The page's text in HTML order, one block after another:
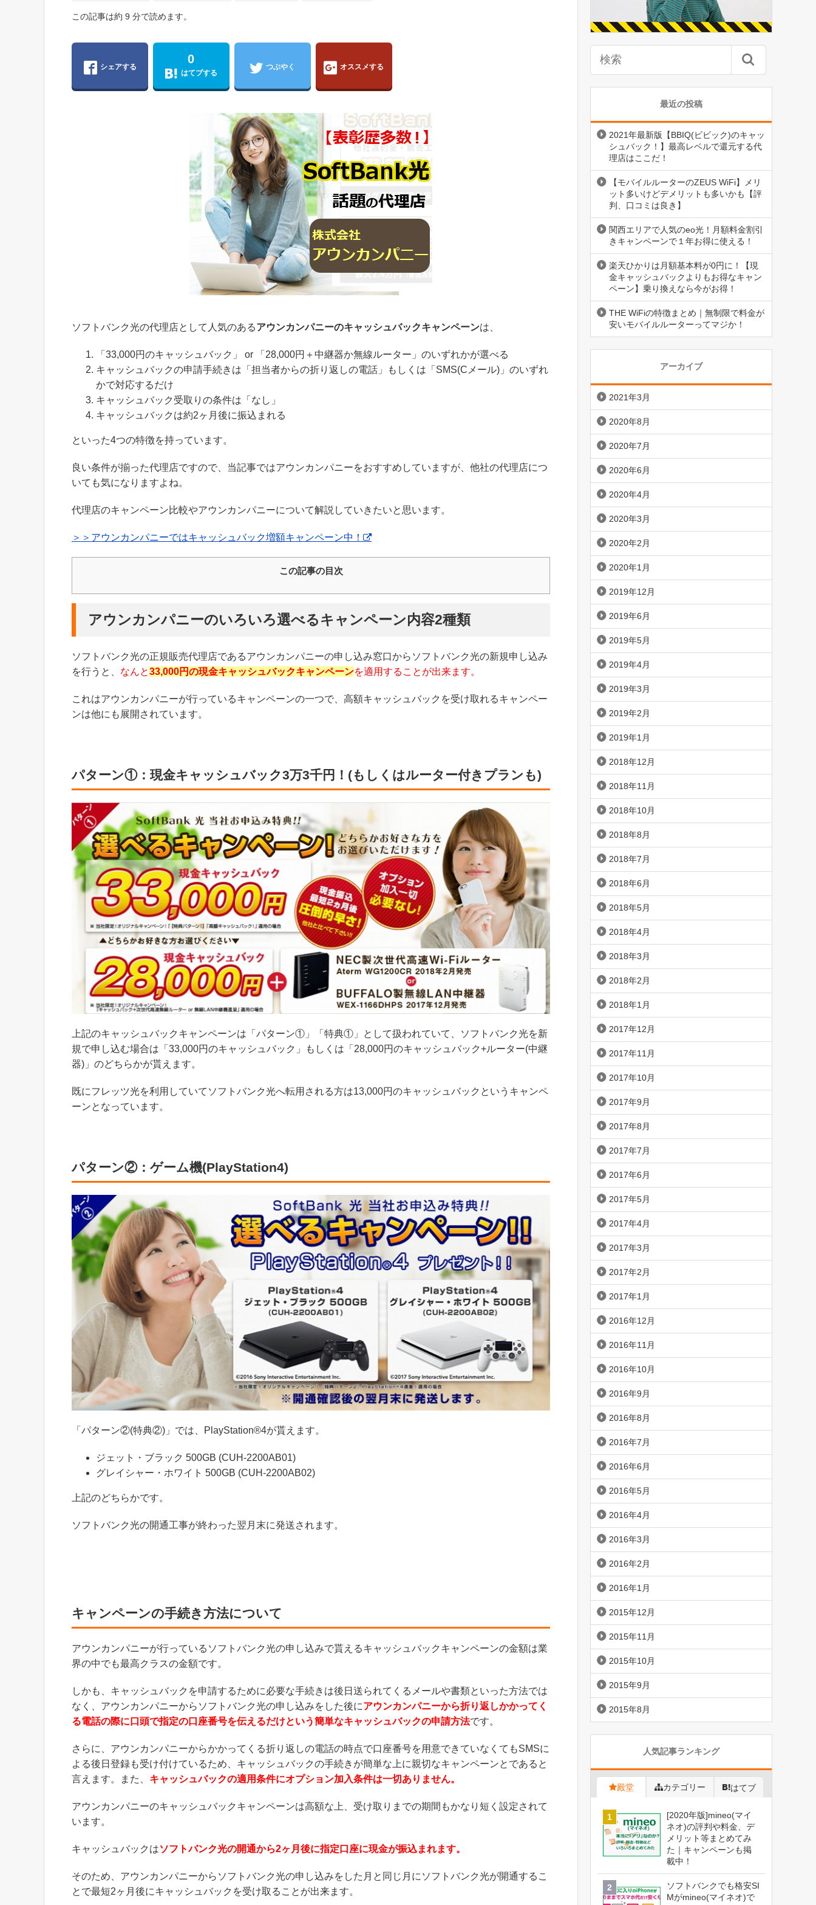
この記事は約 9 分で読めます。
シェアする
0
はてブする
つぶやく オススメする
ソフトバンク光の代理店として人気のあるアウンカンパニーのキャッシュバックキャンペーンは、
「33,000円のキャッシュバック」 or 「28,000円＋中継器か無線ルーター」のいずれかが選べる
キャッシュバックの申請手続きは「担当者からの折り返しの電話」もしくは「SMS(Cメール)」のいずれ
かで対応するだけ
キャッシュバック受取りの条件は「なし」
キャッシュバックは約2ヶ月後に振込まれる
といった4つの特徴を持っています。
良い条件が揃った代理店ですので、当記事ではアウンカンパニーをおすすめしていますが、他社の代理店につ
いても気になりますよね。
代理店のキャンペーン比較やアウンカンパニーについて解説していきたいと思います。
＞＞アウンカンパニーではキャッシュバック増額キャンペーン中！
この記事の目次
アウンカンパニーのいろいろ選べるキャンペーン内容2種類
ソフトバンク光の正規販売代理店であるアウンカンパニーの申し込み窓口からソフトバンク光の新規申し込み
を行うと、 なんと33,000円の現金キャッシュバックキャンペーンを適用することが出来ます。
これはアウンカンパニーが行っているキャンペーンの一つで、高額キャッシュバックを受け取れるキャンペー
ンは他にも展開されています。
パターン①：現金キャッシュバック3万3千円！(もしくはルーター付きプランも)
上記のキャッシュバックキャンペーンは「パターン①」「特典①」として扱われていて、ソフトバンク光を新
規で申し込む場合は「33,000円のキャッシュバック」もしくは「28,000円のキャッシュバック+ルーター(中継
器)」のどちらかが貰えます。
既にフレッツ光を利用していてソフトバンク光へ転用される方は13,000円のキャッシュバックというキャンペ
ーンとなっています。
パターン②：ゲーム機(PlayStation4)
「パターン②(特典②)」では、PlayStation®4が貰えます。
ジェット・ブラック 500GB (CUH-2200AB01)
グレイシャー・ホワイト 500GB (CUH-2200AB02)
上記のどちらかです。
ソフトバンク光の開通工事が終わった翌月末に発送されます。
キャンペーンの手続き方法について
アウンカンパニーが行っているソフトバンク光の申し込みで貰えるキャッシュバックキャンペーンの金額は業
界の中でも最高クラスの金額です。
しかも、キャッシュバックを申請するために必要な手続きは後日送られてくるメールや書類といった方法では
なく、アウンカンパニーからソフトバンク光の申し込みをした後にアウンカンパニーから折り返しかかってく
る電話の際に口頭で指定の口座番号を伝えるだけという簡単なキャッシュバックの申請方法です。
さらに、アウンカンパニーからかかってくる折り返しの電話の時点で口座番号を用意できていなくてもSMSに
よる後日登録も受け付けているため、キャッシュバックの手続きが簡単な上に親切なキャンペーンとであると
言えます。また、 キャッシュバックの適用条件にオプション加入条件は一切ありません。
アウンカンパニーのキャッシュバックキャンペーンは高額な上、受け取りまでの期間もかなり短く設定されて
います。
キャッシュバックはソフトバンク光の開通から2ヶ月後に指定口座に現金が振込まれます。
そのため、アウンカンパニーからソフトバンク光の申し込みをした月と同じ月にソフトバンク光が開通するこ
とで最短2ヶ月後にキャッシュバックを受け取ることが出来ます。
最近の投稿
2021年最新版【BBIQ(ビビック)のキャッ
シュバック！】最高レベルで還元する代
理店はここだ！
【モバイルルーターのZEUS WiFi】メリ
ット多いけどデメリットも多いかも【評
判、口コミは良き】
関西エリアで人気のeo光！月額料金割引
きキャンペーンで１年お得に使える！
楽天ひかりは月額基本料が0円に！【現
金キャッシュバックよりもお得なキャン
ペーン】乗り換えなら今がお得！
THE WiFiの特徴まとめ｜無制限で料金が
安いモバイルルーターってマジか！
アーカイブ
2021年3月
2020年8月
2020年7月
2020年6月
2020年4月
2020年3月
2020年2月
2020年1月
2019年12月
2019年6月
2019年5月
2019年4月
2019年3月
2019年2月
2019年1月
2018年12月
2018年11月
2018年10月
2018年8月
2018年7月
2018年6月
2018年5月
2018年4月
2018年3月
2018年2月
2018年1月
2017年12月
2017年11月
2017年10月
2017年9月
2017年8月
2017年7月
2017年6月
2017年5月
2017年4月
2017年3月
2017年2月
2017年1月
2016年12月
2016年11月
2016年10月
2016年9月
2016年8月
2016年7月
2016年6月
2016年5月
2016年4月
2016年3月
2016年2月
2016年1月
2015年12月
2015年11月
2015年10月
2015年9月
2015年8月
人気記事ランキング
殿堂 カテゴリー はてブ
[2020年版]mineo(マイ
ネオ)の評判や料金、デ
メリット等まとめてみ
た｜キャンペーンも掲
載中！
ソフトバンクでも格安SI
Mがmineo(マイネオ)で